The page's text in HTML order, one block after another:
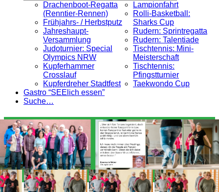
Drachenboot-Regatta
(Renntier-Rennen)
Frühjahrs- / Herbstputz
Jahreshaupt-
Versammlung
Judoturnier: Special
Olympics NRW
Kupferhammer
Crosslauf
Kupferdreher Stadtfest
Lampionfahrt
Rolli-Basketball:
Sharks Cup
Rudern: Sprintregatta
Rudern: Talentiade
Tischtennis: Mini-
Meisterschaft
Tischtennis:
Pfingstturnier
Taekwondo Cup
Gastro “SEElich essen”
Suche…